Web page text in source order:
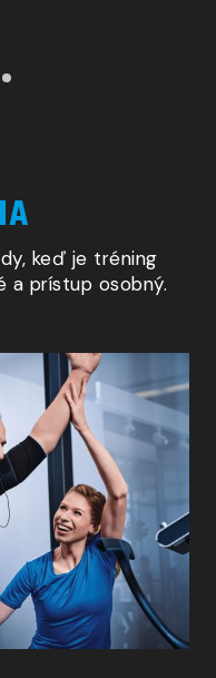
keď je tréning
a prístup osobný.